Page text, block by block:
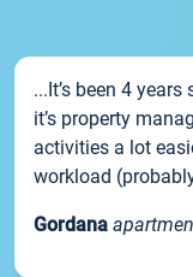
...It’s been 4
it’s property
activities a lot
workload
Gordana